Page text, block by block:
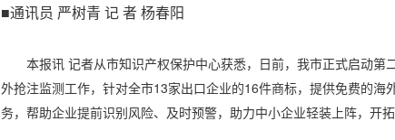
■通讯员 严树青 记 者 杨春阳
本报讯 记者从市知识产权保护中心获悉，日前，我市正式启动第
外抢注监测工作，针对全市13家出口企业的16件商标，提供免费的海
务，帮助企业提前识别风险、及时预警，助力中小企业轻装上阵，开拓